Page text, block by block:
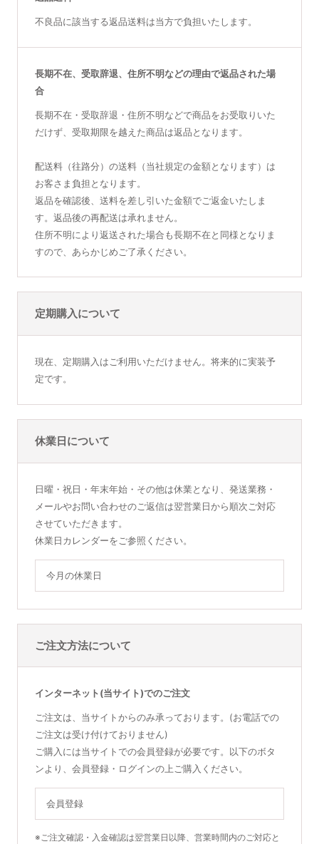
不良品に該当する返品送料は当方で負担いたします。
長期不在、受取辞退、住所不明などの理由で返品された場
合
長期不在・受取辞退・住所不明などで商品をお受取りいた
だけず、受取期限を越えた商品は返品となります。
配送料（往路分）の送料（当社規定の金額となります）は
お客さま負担となります。
返品を確認後、送料を差し引いた金額でご返金いたしま
す。返品後の再配送は承れません。
住所不明により返送された場合も長期不在と同様となりま
すので、あらかじめご了承ください。
定期購入について
現在、定期購入はご利用いただけません。将来的に実装予
定です。
休業日について
日曜・祝日・年末年始・その他は休業となり、発送業務・
メールやお問い合わせのご返信は翌営業日から順次ご対応
させていただきます。
休業日カレンダーをご参照ください。
今月の休業日
ご注文方法について
インターネット(当サイト)でのご注文
ご注文は、当サイトからのみ承っております。(お電話での
ご注文は受け付けておりません)
ご購入には当サイトでの会員登録が必要です。以下のボタ
ンより、会員登録・ログインの上ご購入ください。
会員登録
※ご注文確認・入金確認は翌営業日以降、営業時間内のご対応と